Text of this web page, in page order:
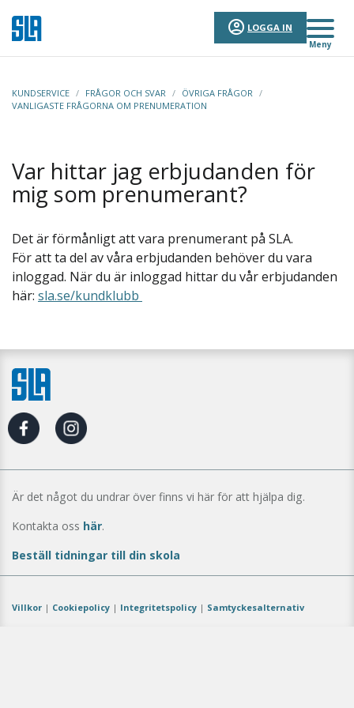
LOGGA IN
Meny
KUNDSERVICE / FRÅGOR OCH SVAR / ÖVRIGA FRÅGOR /
VANLIGASTE FRÅGORNA OM PRENUMERATION
Var hittar jag erbjudanden för
mig som prenumerant?
Det är förmånligt att vara prenumerant på SLA.
För att ta del av våra erbjudanden behöver du vara
inloggad. När du är inloggad hittar du vår erbjudanden
här: sla.se/kundklubb
Är det något du undrar över finns vi här för att hjälpa dig.
Kontakta oss här.
Beställ tidningar till din skola
Villkor | Cookiepolicy | Integritetspolicy | Samtyckesalternativ